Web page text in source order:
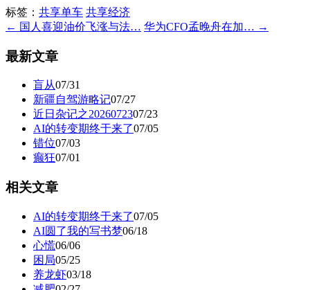
标签： 共享单车 共享经济
← 国人喜迎油价飞涨与法… 华为CFO孟晚舟在加… →
最新文章
盲从07/31
新疆自驾游略记07/27
近日杂记之2026072307/23
AI的转变期终于来了07/05
错位07/03
癫狂07/01
相关文章
AI的转变期终于来了07/05
AI圆了我的写书梦06/18
心慌06/06
困局05/25
养龙虾03/18